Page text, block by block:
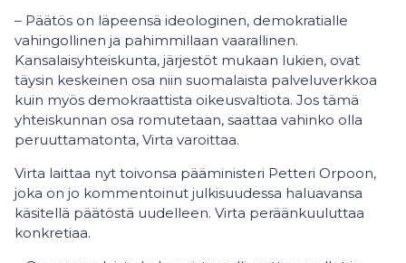
– Päätös on läpeensä ideologinen, demokratialle
vahingollinen ja pahimmillaan vaarallinen.
Kansalaisyhteiskunta, järjestöt mukaan lukien, ovat
täysin keskeinen osa niin suomalaista palveluverkkoa
kuin myös demokraattista oikeusvaltiota. Jos tämä
yhteiskunnan osa romutetaan, saattaa vahinko olla
peruuttamatonta, Virta varoittaa.
Virta laittaa nyt toivonsa pääministeri Petteri Orpoon,
joka on jo kommentoinut julkisuudessa haluavansa
käsitellä päätöstä uudelleen. Virta peräänkuuluttaa
konkretiaa.